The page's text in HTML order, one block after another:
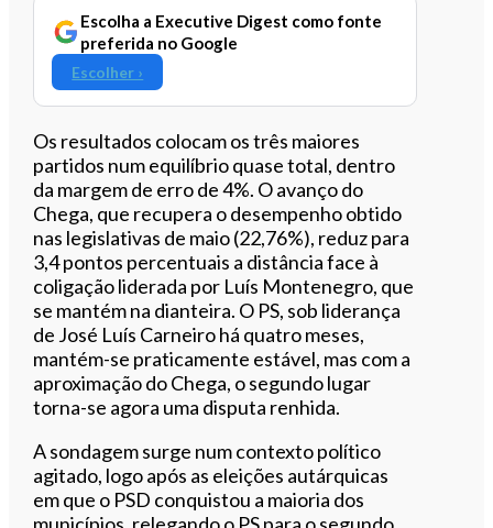
Escolha a Executive Digest como fonte
preferida no Google
Escolher ›
Os resultados colocam os três maiores
partidos num equilíbrio quase total, dentro
da margem de erro de 4%. O avanço do
Chega, que recupera o desempenho obtido
nas legislativas de maio (22,76%), reduz para
3,4 pontos percentuais a distância face à
coligação liderada por Luís Montenegro, que
se mantém na dianteira. O PS, sob liderança
de José Luís Carneiro há quatro meses,
mantém-se praticamente estável, mas com a
aproximação do Chega, o segundo lugar
torna-se agora uma disputa renhida.
A sondagem surge num contexto político
agitado, logo após as eleições autárquicas
em que o PSD conquistou a maioria dos